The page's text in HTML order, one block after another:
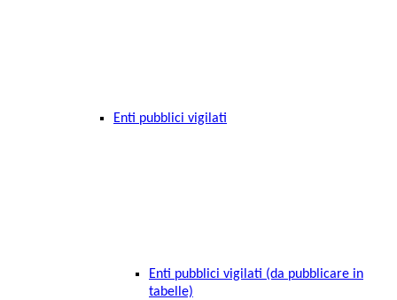
Enti pubblici vigilati
Enti pubblici vigilati (da pubblicare in
tabelle)